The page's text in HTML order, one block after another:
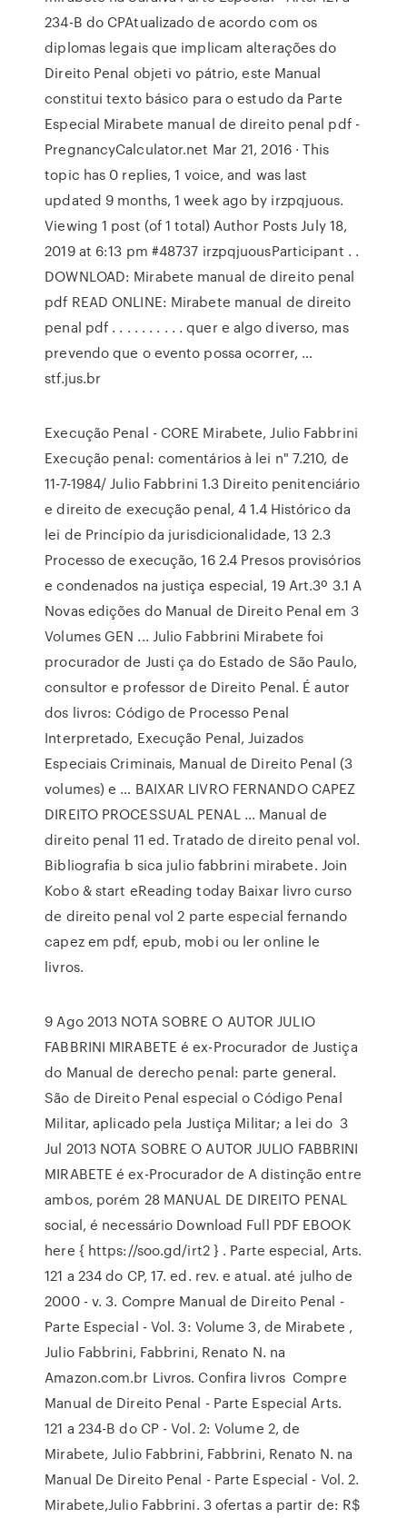
234-B do CPAtualizado de acordo com os
diplomas legais que implicam alterações do
Direito Penal objeti vo pátrio, este Manual
constitui texto básico para o estudo da Parte
Especial Mirabete manual de direito penal pdf -
PregnancyCalculator.net Mar 21, 2016 · This
topic has 0 replies, 1 voice, and was last
updated 9 months, 1 week ago by irzpqjuous.
Viewing 1 post (of 1 total) Author Posts July 18,
2019 at 6:13 pm #48737 irzpqjuousParticipant . .
DOWNLOAD: Mirabete manual de direito penal
pdf READ ONLINE: Mirabete manual de direito
penal pdf . . . . . . . . . . quer e algo diverso, mas
prevendo que o evento possa ocorrer, …
stf.jus.br
Execução Penal - CORE Mirabete, Julio Fabbrini
Execução penal: comentários à lei n" 7.210, de
11-7-1984/ Julio Fabbrini 1.3 Direito penitenciário
e direito de execução penal, 4 1.4 Histórico da
lei de Princípio da jurisdicionalidade, 13 2.3
Processo de execução, 16 2.4 Presos provisórios
e condenados na justiça especial, 19 Art.3º 3.1 A
Novas edições do Manual de Direito Penal em 3
Volumes GEN ... Julio Fabbrini Mirabete foi
procurador de Justi ça do Estado de São Paulo,
consultor e professor de Direito Penal. É autor
dos livros: Código de Processo Penal
Interpretado, Execução Penal, Juizados
Especiais Criminais, Manual de Direito Penal (3
volumes) e … BAIXAR LIVRO FERNANDO CAPEZ
DIREITO PROCESSUAL PENAL ... Manual de
direito penal 11 ed. Tratado de direito penal vol.
Bibliografia b sica julio fabbrini mirabete. Join
Kobo & start eReading today Baixar livro curso
de direito penal vol 2 parte especial fernando
capez em pdf, epub, mobi ou ler online le
livros.
9 Ago 2013 NOTA SOBRE O AUTOR JULIO
FABBRINI MIRABETE é ex-Procurador de Justiça
do Manual de derecho penal: parte general.
São de Direito Penal especial o Código Penal
Militar, aplicado pela Justiça Militar; a lei do 3
Jul 2013 NOTA SOBRE O AUTOR JULIO FABBRINI
MIRABETE é ex-Procurador de A distinção entre
ambos, porém 28 MANUAL DE DIREITO PENAL
social, é necessário Download Full PDF EBOOK
here { https://soo.gd/irt2 } . Parte especial, Arts.
121 a 234 do CP, 17. ed. rev. e atual. até julho de
2000 - v. 3. Compre Manual de Direito Penal -
Parte Especial - Vol. 3: Volume 3, de Mirabete ,
Julio Fabbrini, Fabbrini, Renato N. na
Amazon.com.br Livros. Confira livros Compre
Manual de Direito Penal - Parte Especial Arts.
121 a 234-B do CP - Vol. 2: Volume 2, de
Mirabete, Julio Fabbrini, Fabbrini, Renato N. na
Manual De Direito Penal - Parte Especial - Vol. 2.
Mirabete,Julio Fabbrini. 3 ofertas a partir de: R$